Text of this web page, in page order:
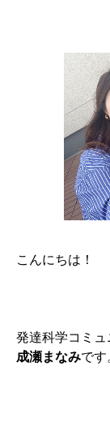
こんにちは！
発達科学コミ
成瀬まなみです